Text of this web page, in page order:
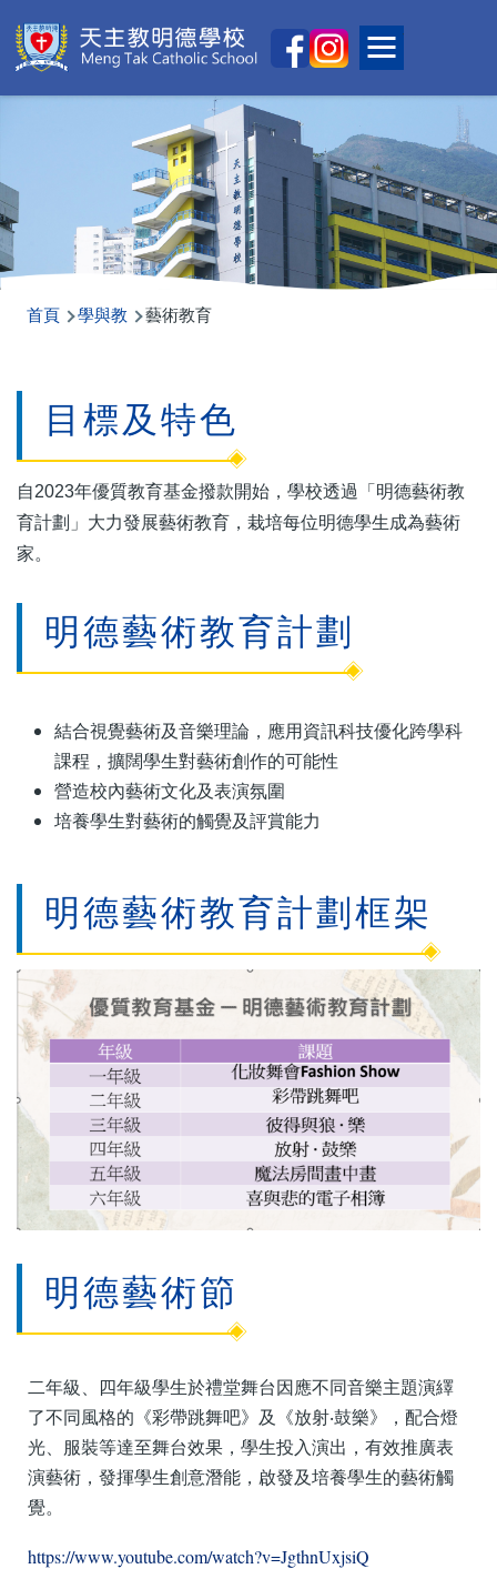
Toggle
Main
導
連
首頁 學與教 藝術教育
目標及特色
自2023年優質教育基金撥款開始，學校透過「明德藝術教
育計劃」大力發展藝術教育，栽培每位明德學生成為藝術
家。
明德藝術教育計劃
結合視覺藝術及音樂理論，應用資訊科技優化跨學科
課程，擴闊學生對藝術創作的可能性
營造校內藝術文化及表演氛圍
培養學生對藝術的觸覺及評賞能力
明德藝術教育計劃框架
明德藝術節
二年級、四年級學生於禮堂舞台因應不同音樂主題演繹
了不同風格的《彩帶跳舞吧》及《放射‧鼓樂》，配合燈
光、服裝等達至舞台效果，學生投入演出，有效推廣表
演藝術，發揮學生創意潛能，啟發及培養學生的藝術觸
覺。
https://www.youtube.com/watch?v=JgthnUxjsiQ